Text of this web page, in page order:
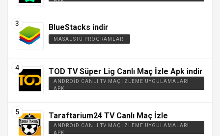
BlueStacks indir
MASAÜSTÜ PROGRAMLARI
TOD TV Süper Lig Canlı Maç İzle Apk indir
ANDROID CANLI TV MAÇ İZLEME UYGULAMALARI
APK
Taraftarium24 TV Canlı Maç İzle
ANDROID CANLI TV MAÇ İZLEME UYGULAMALARI
APK